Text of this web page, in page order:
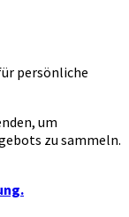
persönliche
um
zu sammeln.